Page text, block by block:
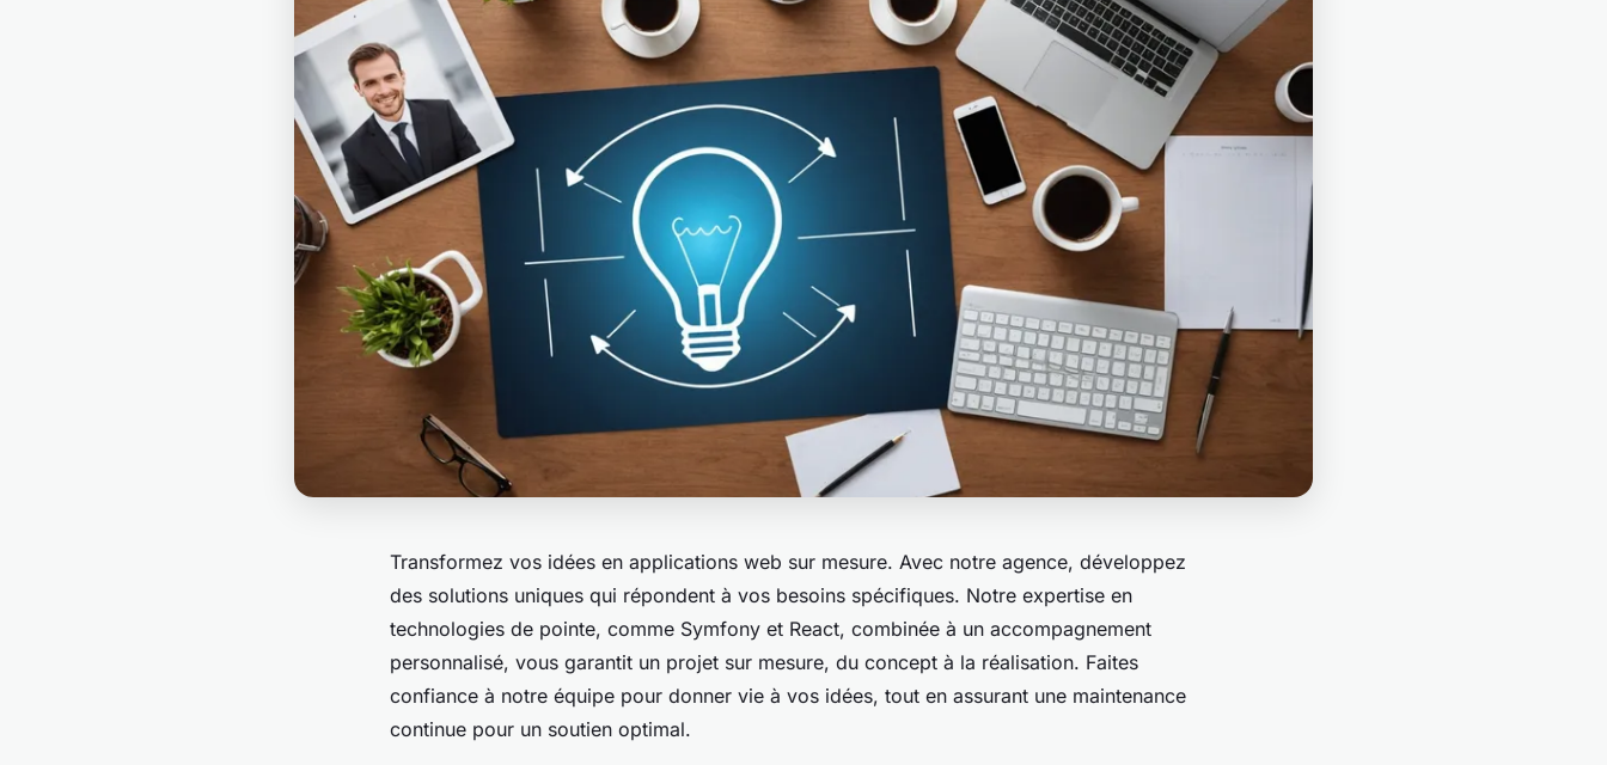
Transformez vos idées en applications web sur mesure. Avec notre agence, développez
des solutions uniques qui répondent à vos besoins spécifiques. Notre expertise en
technologies de pointe, comme Symfony et React, combinée à un accompagnement
personnalisé, vous garantit un projet sur mesure, du concept à la réalisation. Faites
confiance à notre équipe pour donner vie à vos idées, tout en assurant une maintenance
continue pour un soutien optimal.